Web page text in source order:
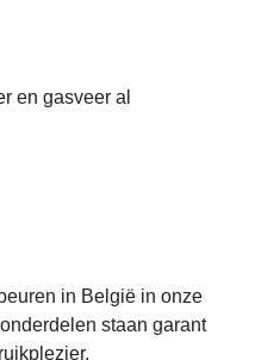
en gasveer al
in België in onze
staan garant